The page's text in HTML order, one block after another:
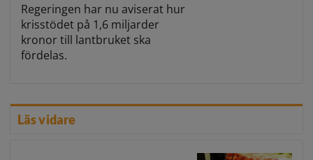
Regeringen har nu aviserat hur
krisstödet på 1,6 miljarder
kronor till lantbruket ska
fördelas.
Läs vidare